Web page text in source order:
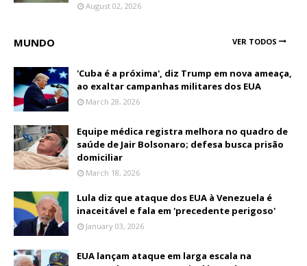
August 02, 2026
MUNDO VER TODOS
'Cuba é a próxima', diz Trump em nova ameaça,
ao exaltar campanhas militares dos EUA
March 28, 2026
Equipe médica registra melhora no quadro de
saúde de Jair Bolsonaro; defesa busca prisão
domiciliar
March 18, 2026
Lula diz que ataque dos EUA à Venezuela é
inaceitável e fala em 'precedente perigoso'
January 03, 2026
EUA lançam ataque em larga escala na